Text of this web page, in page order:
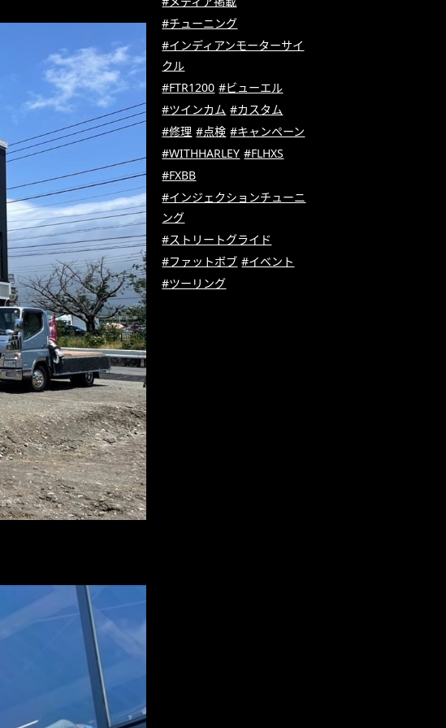
#チューニング
#インディアンモーターサイ
クル
#FTR1200 #ビューエル
#ツインカム #カスタム
#修理 #点検 #キャンペーン
#WITHHARLEY #FLHXS
#FXBB
#インジェクションチューニ
ング
#ストリートグライド
#ファットボブ #イベント
#ツーリング